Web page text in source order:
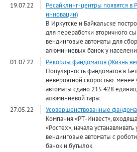
19.07.22
Ресайклинг-центры появятся в
инновации)
В Иркутске и Байкальске
для переработки вторичного
вендинговые автоматы для
алюминиевых банок у
01.07.22
Рекорды фандоматов (Жизнь
Популярность фандоматов в
невероятной скоростью: менее
автоматы сдано 215 428
алюминиевой тары.
27.05.22
Усовершенствованные
Компания «РТ-Инвест»,
«Ростех», начала
вендинговые автоматы с
банок и бутылок.